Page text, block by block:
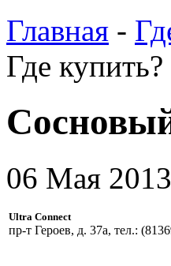
Главная -
Где купить?
06 Мая 2013
Ultra Connect
пр-т Героев, д. 37а, тел.: